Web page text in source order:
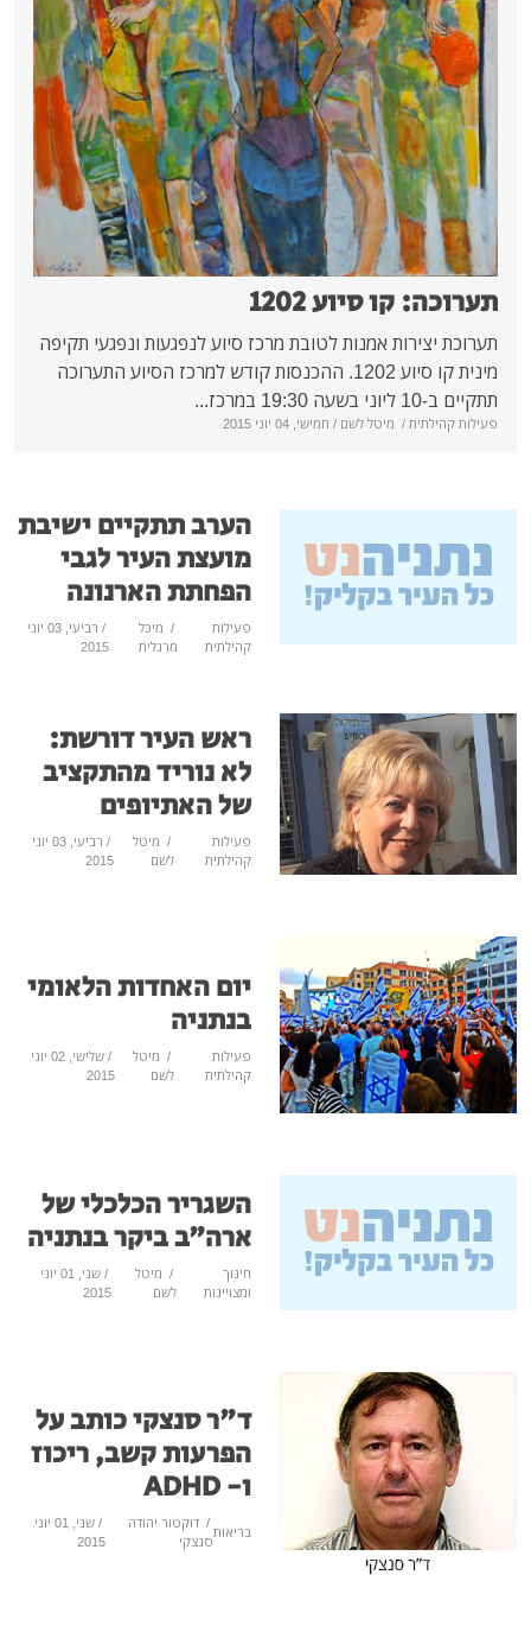
1202
לטובת מרכז סיוע לנפגעות ונפגעי תקיפה
מינית קו סיוע 1202. ההכנסות קודש למרכז הסיוע התערוכה
לשם/ חמישי, 04 יוני 2015
הערב תתקיים ישיבת
מועצת העיר לגבי
הפחתת הארנונה
קהילתית
מרגלית
/ רביעי, 03 יוני
2015
ראש העיר דורשת:
לא נוריד מהתקציב
של האתיופים
פעילות
קהילתית
/מיטל
לשם
2015
יום האחדות הלאומי
בנתניה
פעילות
קהילתית
/ מיטל
לשם
2015
השגריר הכלכלי של
ארה"ב ביקר בנתניה
חינוך
/
2015
ד"ר סנצקי כותב על
הפרעות קשב, ריכוז
ו- ADHD
בריאות
/דוקטור יהודה
סנצקי
/ שני, 01 יוני
2015